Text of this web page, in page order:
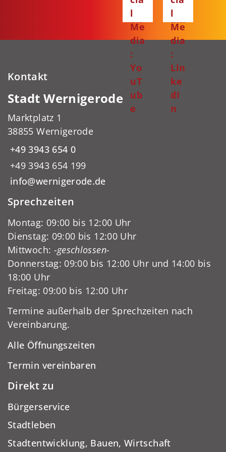
bo
ok
gr
am
l
Me
dia
:
Yo
uT
ub
e
l
Me
dia
:
Lin
ke
dI
n
Kontakt
Stadt Wernigerode
Marktplatz 1
38855 Wernigerode
+49 3943 654 0
+49 3943 654 199
info@wernigerode.de
Sprechzeiten
Montag: 09:00 bis 12:00 Uhr
Dienstag: 09:00 bis 12:00 Uhr
Mittwoch: -geschlossen-
Donnerstag: 09:00 bis 12:00 Uhr und 14:00 bis
18:00 Uhr
Freitag: 09:00 bis 12:00 Uhr
Termine außerhalb der Sprechzeiten nach
Vereinbarung.
Alle Öffnungszeiten
Termin vereinbaren
Direkt zu
Bürgerservice
Stadtleben
Stadtentwicklung, Bauen, Wirtschaft